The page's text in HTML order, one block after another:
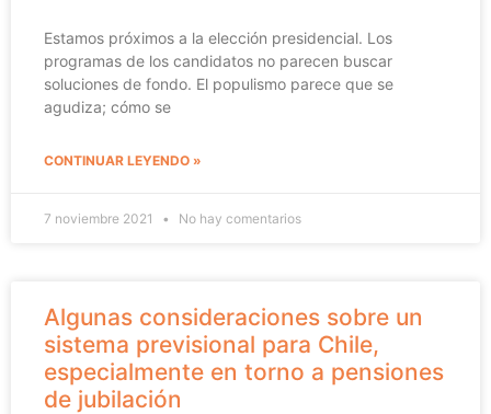
Estamos próximos a la elección presidencial. Los
programas de los candidatos no parecen buscar
soluciones de fondo. El populismo parece que se
agudiza; cómo se
CONTINUAR LEYENDO »
7 noviembre 2021 No hay comentarios
Algunas consideraciones sobre un
sistema previsional para Chile,
especialmente en torno a pensiones
de jubilación